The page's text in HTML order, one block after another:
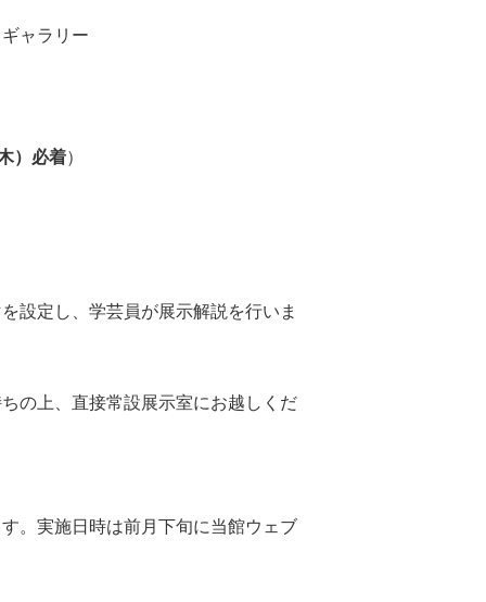
ャラリー
）必着）
設定し、学芸員が展示解説を行いま
の上、直接常設展示室にお越しくだ
。実施日時は前月下旬に当館ウェブ